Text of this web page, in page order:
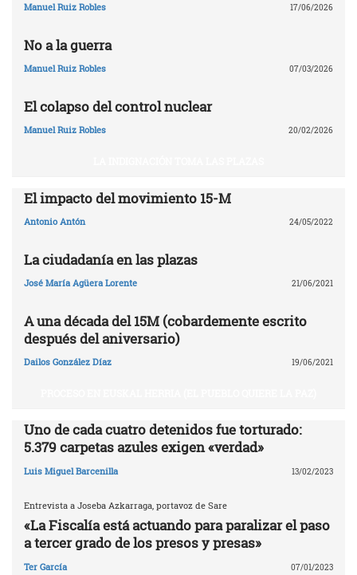
Manuel Ruiz Robles 17/06/2026
No a la guerra
Manuel Ruiz Robles 07/03/2026
El colapso del control nuclear
Manuel Ruiz Robles 20/02/2026
El impacto del movimiento 15-M
Antonio Antón 24/05/2022
La ciudadanía en las plazas
José María Agüera Lorente 21/06/2021
A una década del 15M (cobardemente escrito
después del aniversario)
Dailos González Díaz 19/06/2021
Uno de cada cuatro detenidos fue torturado:
5.379 carpetas azules exigen «verdad»
Luis Miguel Barcenilla 13/02/2023
Entrevista a Joseba Azkarraga, portavoz de Sare
«La Fiscalía está actuando para paralizar el paso
a tercer grado de los presos y presas»
Ter García 07/01/2023